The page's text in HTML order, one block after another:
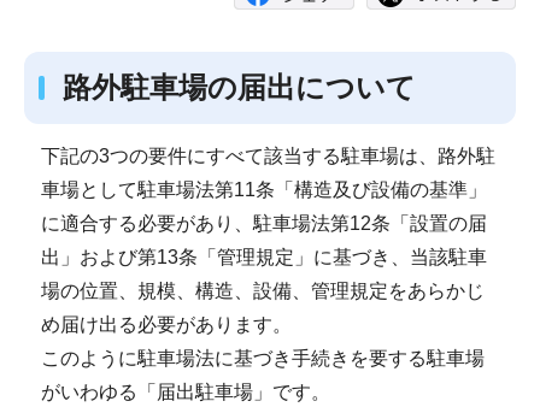
路外駐車場の届出について
下記の3つの要件にすべて該当する駐車場は、路外駐
車場として駐車場法第11条「構造及び設備の基準」
に適合する必要があり、駐車場法第12条「設置の届
出」および第13条「管理規定」に基づき、当該駐車
場の位置、規模、構造、設備、管理規定をあらかじ
め届け出る必要があります。
このように駐車場法に基づき手続きを要する駐車場
がいわゆる「届出駐車場」です。